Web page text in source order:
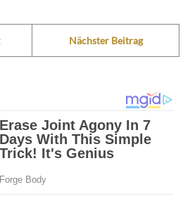
Nächster Beitrag